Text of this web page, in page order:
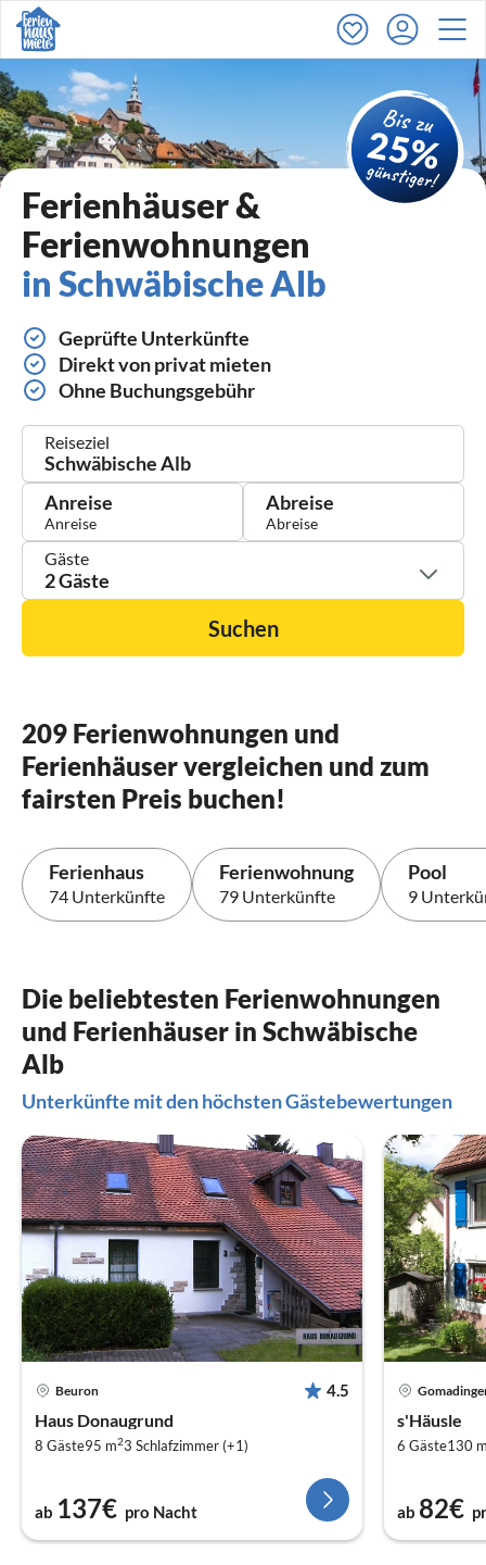
Ferienhäuser &
Ferienwohnungen
in Schwäbische Alb
Geprüfte Unterkünfte
Direkt von privat mieten
Ohne Buchungsgebühr
Reiseziel
Anreise Abreise
Gäste
2 Gäste
Suchen
209 Ferienwohnungen und
Ferienhäuser vergleichen und zum
fairsten Preis buchen!
Ferienhaus
74 Unterkünfte
Ferienwohnung
79 Unterkünfte
Pool
9
Die beliebtesten Ferienwohnungen
und Ferienhäuser in Schwäbische
Alb
Unterkünfte mit den höchsten Gästebewertungen
Beuron 4.5
Haus Donaugrund
8 Gäste95 m23 Schlafzimmer (+1)
ab 137€ pro Nacht
s'Häusle
6 Gäste130
ab 82€